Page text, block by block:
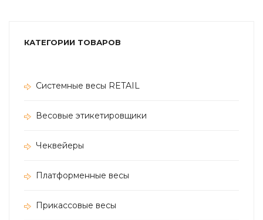
КАТЕГОРИИ ТОВАРОВ
Системные весы RETAIL
Весовые этикетировщики
Чеквейеры
Платформенные весы
Прикассовые весы